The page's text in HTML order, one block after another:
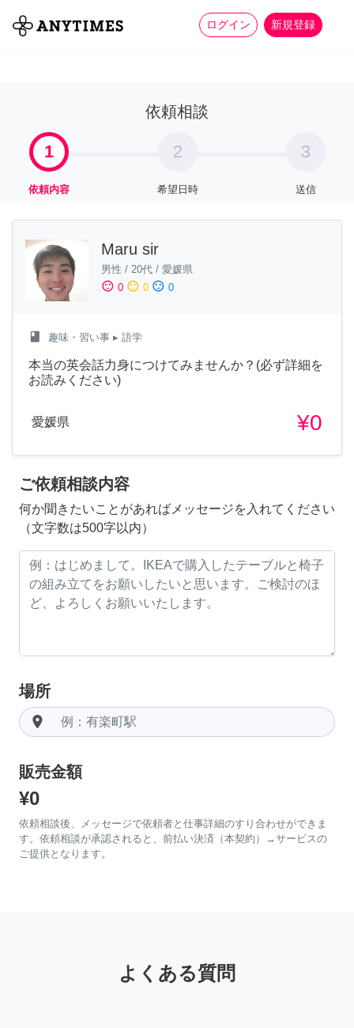
ログイン 新規登録
全て 家事 more_horiz
依頼相談
1
依頼内容
2
希望日時
3
送信
Maru sir
男性 / 20代 / 愛媛県
sentiment_satisfied 0 sentiment_neutral 0 sentiment_dissatisfied 0
class 趣味・習い事 ▸ 語学
本当の英会話力身につけてみませんか？(必ず詳細を
お読みください)
愛媛県 ¥0
ご依頼相談内容
何か聞きたいことがあればメッセージを入れてください
（文字数は500字以内）
場所
room
販売金額
¥0
依頼相談後、メッセージで依頼者と仕事詳細のすり合わせができま
す。依頼相談が承認されると、前払い決済（本契約）→サービスの
ご提供となります。
よくある質問